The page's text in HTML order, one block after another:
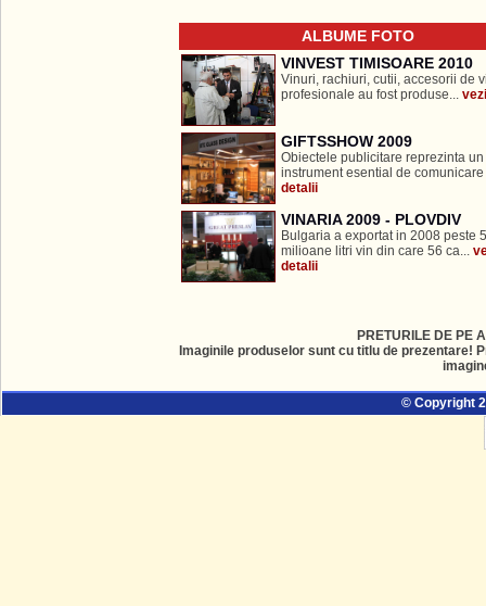
ALBUME FOTO
VINVEST TIMISOARE 2010
Vinuri, rachiuri, cutii, accesorii de
profesionale au fost produse...
GIFTSSHOW 2009
Obiectele publicitare reprezinta un
instrument esential de
detalii
VINARIA 2009 - PLOVDIV
Bulgaria a exportat in 2008 peste
milioane litri vin din care 56 ca...
detalii
PRETURILE DE PE
Imaginile produselor sunt cu titlu de prezentare!
© Copyright